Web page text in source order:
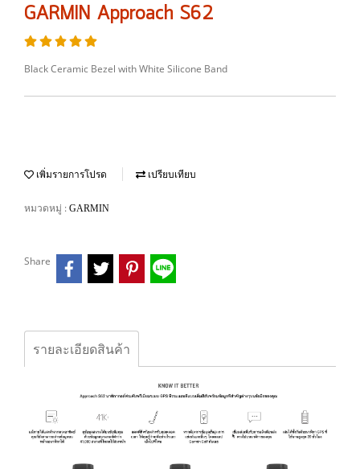
GARMIN Approach S62
Black Ceramic Bezel with White Silicone Band
เพิ่มรายการโปรด เปรียบเทียบ
หมวดหมู่ : GARMIN
Share
รายละเอียดสินค้า